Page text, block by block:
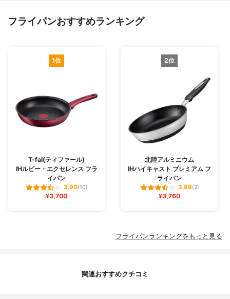
フライパンおすすめランキング
1位
T-fal(ティファール)
IHルビー・エクセレンス フラ
イパン
3.90(10)
¥3,700
2位
北陸アルミニウム
IHハイキャスト プレミアム フ
ライパン
3.89(2)
¥3,760
フライパンランキングをもっと見る
関連おすすめクチコミ